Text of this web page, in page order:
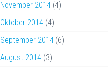
November 2014 (4)
Oktober 2014 (4)
September 2014 (6)
August 2014 (3)